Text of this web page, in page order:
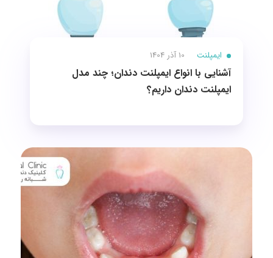
ایمپلنت 10 آذر 1404
آشنایی با انواع ايمپلنت دندان؛ چند مدل
ایمپلنت دندان داریم؟